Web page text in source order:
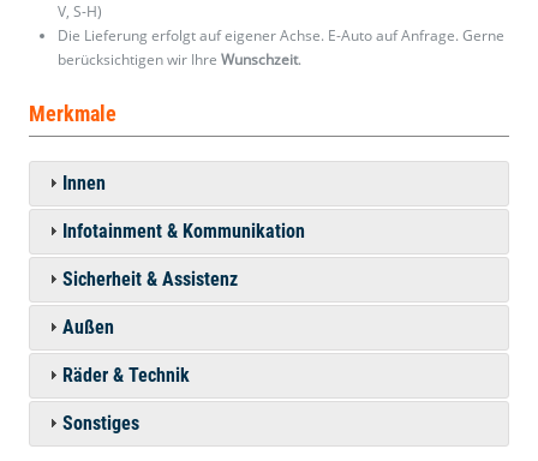
V, S-H)
Die Lieferung erfolgt auf eigener Achse. E-Auto auf Anfrage. Gerne
berücksichtigen wir Ihre Wunschzeit.
Merkmale
Innen
Infotainment & Kommunikation
Sicherheit & Assistenz
Außen
Räder & Technik
Sonstiges